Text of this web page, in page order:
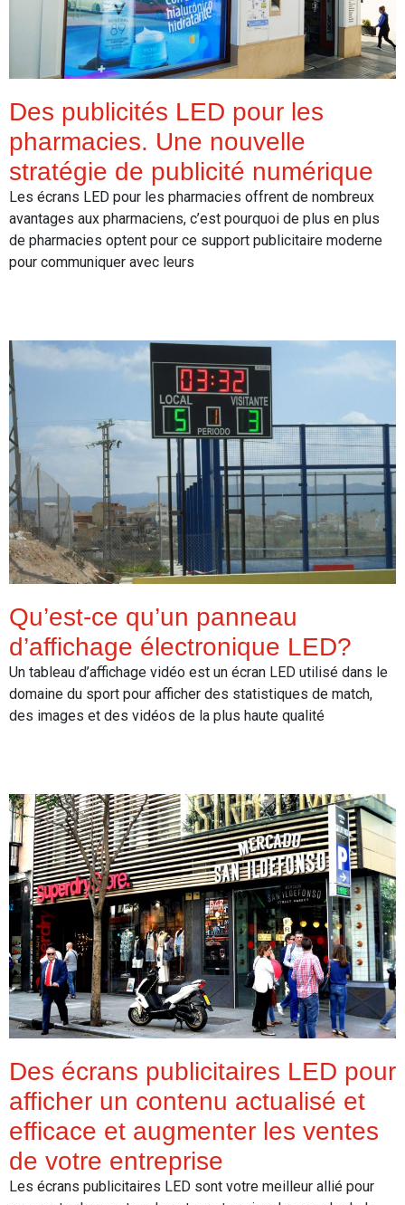
Des publicités LED pour les
pharmacies. Une nouvelle
stratégie de publicité numérique
Les écrans LED pour les pharmacies offrent de nombreux
avantages aux pharmaciens, c’est pourquoi de plus en plus
de pharmacies optent pour ce support publicitaire moderne
pour communiquer avec leurs
Qu’est-ce qu’un panneau
d’affichage électronique LED?
Un tableau d’affichage vidéo est un écran LED utilisé dans le
domaine du sport pour afficher des statistiques de match,
des images et des vidéos de la plus haute qualité
Des écrans publicitaires LED pour
afficher un contenu actualisé et
efficace et augmenter les ventes
de votre entreprise
Les écrans publicitaires LED sont votre meilleur allié pour